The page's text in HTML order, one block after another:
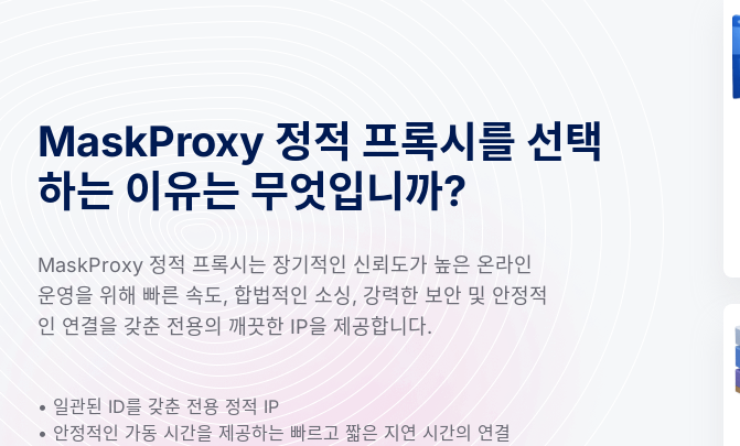
MaskProxy 정적 프록시를 선택
하는 이유는 무엇입니까?
MaskProxy 정적 프록시는 장기적인 신뢰도가 높은 온라인
운영을 위해 빠른 속도, 합법적인 소싱, 강력한 보안 및 안정적
인 연결을 갖춘 전용의 깨끗한 IP을 제공합니다.
• 일관된 ​​ID를 갖춘 전용 정적 IP
• 안정적인 가동 시간을 제공하는 빠르고 짧은 지연 시간의 연결